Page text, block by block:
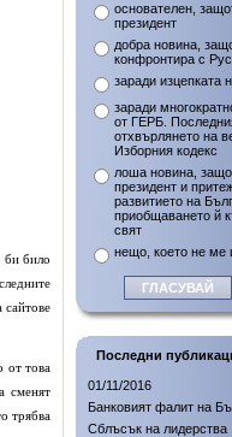
би било
сайтове
от това
сменят
трябва
основателен,
президент
добра новина,
конфронтира с
заради изцепката
заради
от ГЕРБ.
отхвърлянето на
Изборния кодекс
лоша новина,
президент и
развитието на
приобщаването й
свят
нещо, което не ме
Последни
01/11/2016
Банковият фалит на
Сблъсък на лидерства